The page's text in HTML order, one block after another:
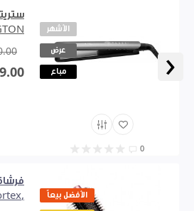
‹
الأشهر
عرض
مباع
0
الأفضل بيعاً
,cortex